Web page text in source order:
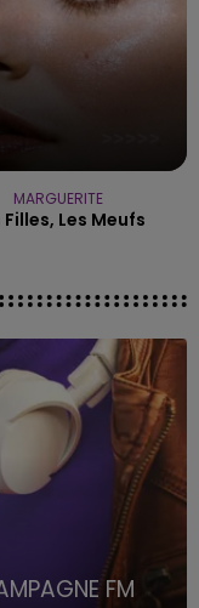
MARGUERITE
Filles, Les Meufs
FM